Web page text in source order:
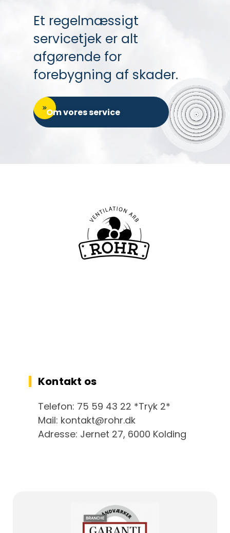
Et regelmæssigt
servicetjek er alt
afgørende for
forebygning af skader.
Om vores service
Kontakt os
Telefon: 75 59 43 22 *Tryk 2*
Mail: kontakt@rohr.dk
Adresse: Jernet 27, 6000 Kolding